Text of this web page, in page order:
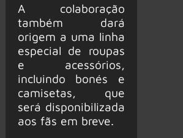
A colaboração
também dará
origem a uma linha
especial de roupas
e acessórios,
incluindo bonés e
camisetas, que
será disponibilizada
aos fãs em breve.